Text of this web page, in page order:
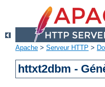
Apache > Serveur HTTP >
httxt2dbm -